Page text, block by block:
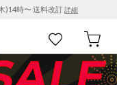
)14時〜 送料改訂詳細